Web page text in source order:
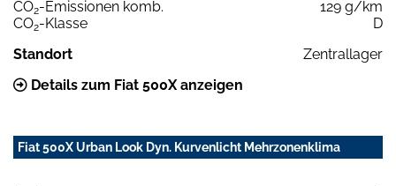
CO2-Emissionen komb.
129 g/km
CO2-Klasse
D
Standort
Zentrallager
Details zum Fiat 500X anzeigen
Fiat 500X Urban Look Dyn. Kurvenlicht Mehrzonenklima